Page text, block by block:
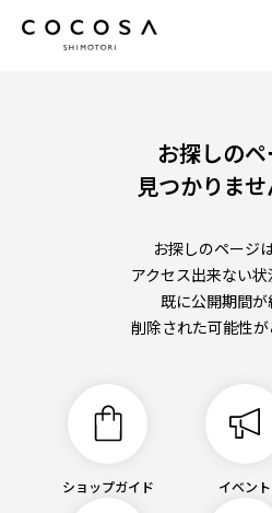
お探しの
見つかりま
お探しのページ
アクセス出来ない状
既に公開期間が
削除された可能性が
ショップガイド イベント